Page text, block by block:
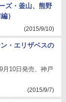
ズ・釜山、熊野
）
(2015/9/10)
・エリザベスの
月10日発売、神戸
(2015/9/7)